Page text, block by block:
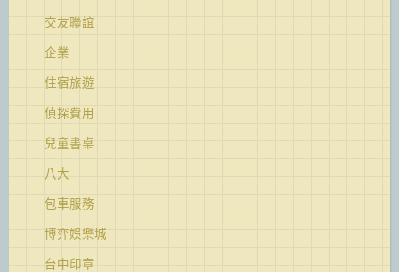
交友聯誼
企業
住宿旅遊
偵探費用
兒童書桌
八大
包車服務
博弈娛樂城
台中印章